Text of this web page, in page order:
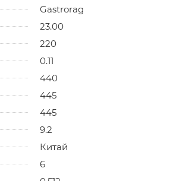
Gastrorag
23.00
220
0.11
440
445
445
9.2
Китай
6